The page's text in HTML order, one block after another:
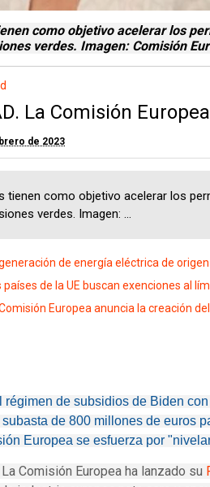
como objetivo acelerar los
verdes. Imagen: Comisión
La Comisión
de 2023
tienen como objetivo acelerar los
verdes. Imagen: ...
de energía eléctrica de
países de la UE buscan exenciones al
Europea anuncia la creación
régimen de subsidios de Biden
subasta de 800 millones de euros
Europea se esfuerza por
Comisión Europea ha lanzado su